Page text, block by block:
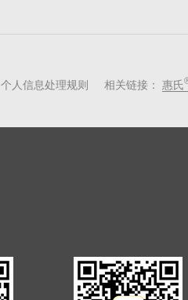
个人信息处理规则 相关链接： 惠氏